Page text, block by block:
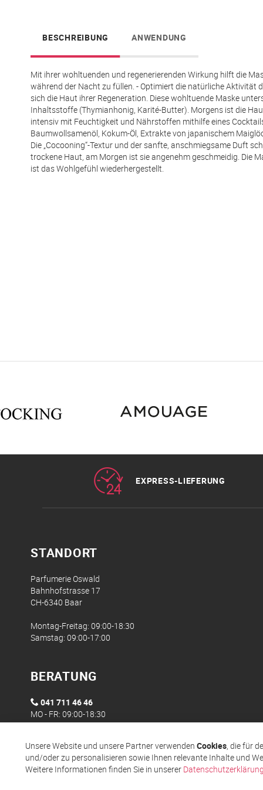
BESCHREIBUNG
Mit ihrer wohltuenden und regenerierenden Wirkung hilft die
während der Nacht zu füllen. - Optimiert die natürliche
sich die Haut ihrer Regeneration. Diese wohltuende Maske
Inhaltsstoffe (Thymianhonig, Karité-Butter). Morgens ist die
intensiv mit Feuchtigkeit und Nährstoffen mithilfe eines
Baumwollsamenöl, Kokum-Öl, Extrakte von japanischem
Die „Cocooning“-Textur und der sanfte, anschmiegsame Duft
trockene Haut, am Morgen ist sie angenehm geschmeidig. Die
ist das Wohlgefühl wiederhergestellt.
ANWENDUNG
EXPRESS-LIEFERUNG
STANDORT
Parfumerie Oswald
Bahnhofstrasse 17
CH-6340 Baar
Montag-Freitag: 09:00-18:30
Samstag: 09:00-17:00
BERATUNG
041 711 46 46
MO - FR: 09:00-18:30
Unsere Website und unsere Partner verwendenCookies, die für
und/oder zu personalisieren sowie Ihnen relevante Inhalte und
Weitere Informationen finden Sie in unserer Datenschutzerklärung